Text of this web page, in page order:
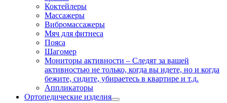
Коктейлеры
Массажеры
Вибромассажеры
Мяч для фитнеса
Пояса
Шагомер
Мониторы активности – Следят за вашей
активностью не только, когда вы идете, но и когда
бежите, сидите, убираетесь в квартире и т.д.
Аппликаторы
Ортопедические изделия